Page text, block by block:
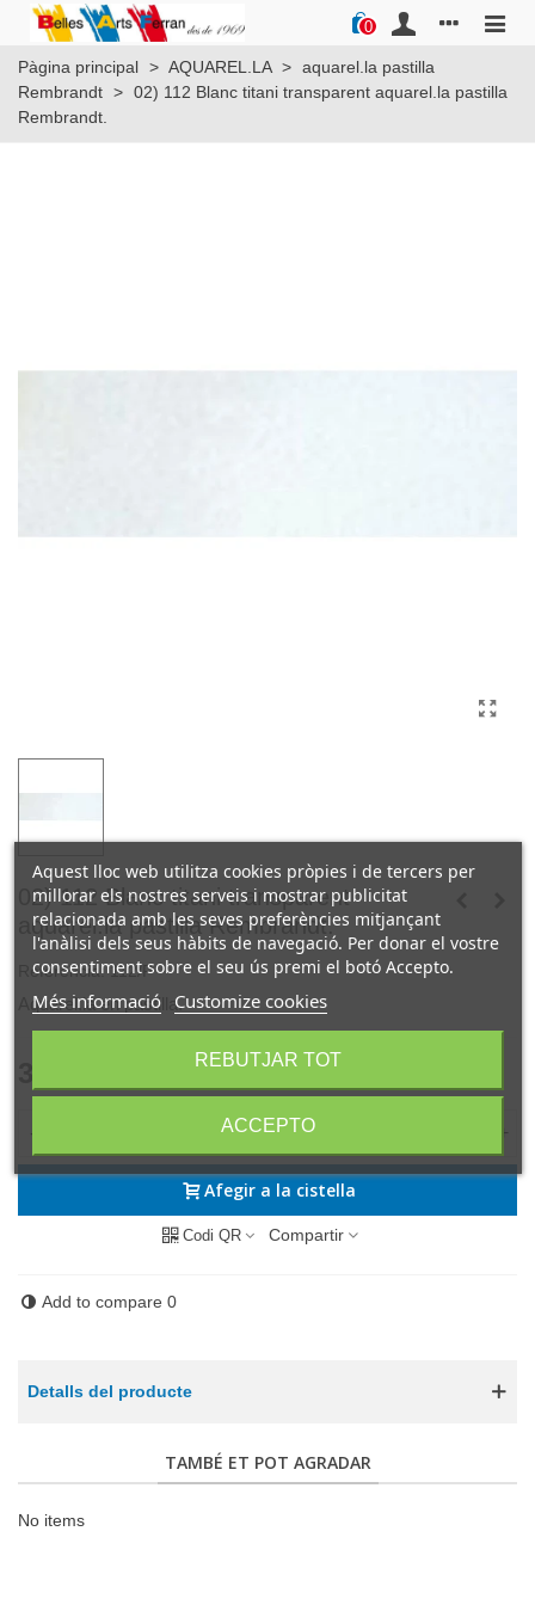
0
Pàgina principal > AQUAREL.LA > aquarel.la pastilla
Rembrandt > 02) 112 Blanc titani transparent aquarel.la pastilla
Rembrandt.
02) 112 Blanc titani transparent
aquarel.la pastilla Rembrandt.
Referència: 112/P
Aquarel.la en pastilla.
- +
Afegir a la cistella
Codi QR Compartir
Add to compare 0
Detalls del producte
TAMBÉ ET POT AGRADAR
No items
Aquest lloc web utilitza cookies pròpies i de tercers per
millorar els nostres serveis i mostrar publicitat
relacionada amb les seves preferències mitjançant
l'anàlisi dels seus hàbits de navegació. Per donar el vostre
consentiment sobre el seu ús premi el botó Accepto.
Més informació Customize cookies
REBUTJAR TOT
ACCEPTO